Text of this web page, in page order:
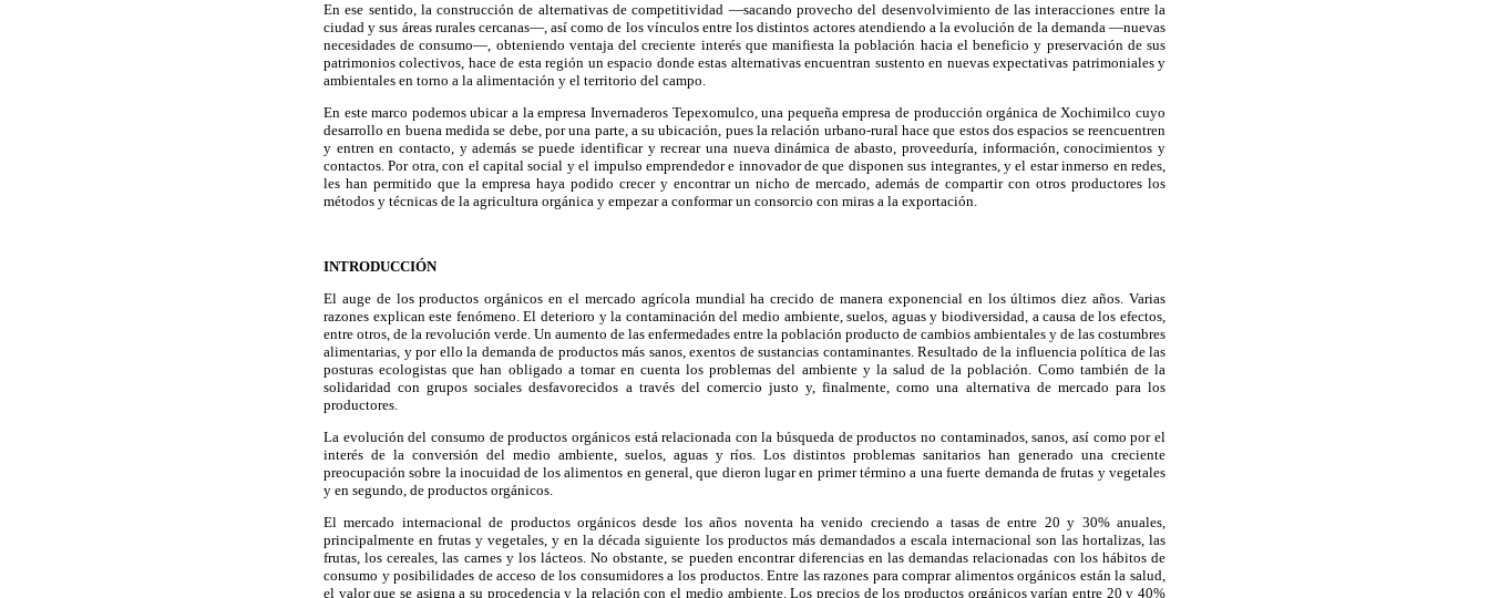
En ese sentido, la construcción de alternativas de competitividad —sacando provecho del desenvolvimiento de las interacciones entre la
ciudad y sus áreas rurales cercanas—, así como de los vínculos entre los distintos actores atendiendo a la evolución de la demanda —nuevas
necesidades de consumo—, obteniendo ventaja del creciente interés que manifiesta la población hacia el beneficio y preservación de sus
patrimonios colectivos, hace de esta región un espacio donde estas alternativas encuentran sustento en nuevas expectativas patrimoniales y
ambientales en torno a la alimentación y el territorio del campo.
En este marco podemos ubicar a la empresa Invernaderos Tepexomulco, una pequeña empresa de producción orgánica de Xochimilco cuyo
desarrollo en buena medida se debe, por una parte, a su ubicación, pues la relación urbano-rural hace que estos dos espacios se reencuentren
y entren en contacto, y además se puede identificar y recrear una nueva dinámica de abasto, proveeduría, información, conocimientos y
contactos. Por otra, con el capital social y el impulso emprendedor e innovador de que disponen sus integrantes, y el estar inmerso en redes,
les han permitido que la empresa haya podido crecer y encontrar un nicho de mercado, además de compartir con otros productores los
métodos y técnicas de la agricultura orgánica y empezar a conformar un consorcio con miras a la exportación.
INTRODUCCIÓN
El auge de los productos orgánicos en el mercado agrícola mundial ha crecido de manera exponencial en los últimos diez años. Varias
razones explican este fenómeno. El deterioro y la contaminación del medio ambiente, suelos, aguas y biodiversidad, a causa de los efectos,
entre otros, de la revolución verde. Un aumento de las enfermedades entre la población producto de cambios ambientales y de las costumbres
alimentarias, y por ello la demanda de productos más sanos, exentos de sustancias contaminantes. Resultado de la influencia política de las
posturas ecologistas que han obligado a tomar en cuenta los problemas del ambiente y la salud de la población. Como también de la
solidaridad con grupos sociales desfavorecidos a través del comercio justo y, finalmente, como una alternativa de mercado para los
productores.
La evolución del consumo de productos orgánicos está relacionada con la búsqueda de productos no contaminados, sanos, así como por el
interés de la conversión del medio ambiente, suelos, aguas y ríos. Los distintos problemas sanitarios han generado una creciente
preocupación sobre la inocuidad de los alimentos en general, que dieron lugar en primer término a una fuerte demanda de frutas y vegetales
y en segundo, de productos orgánicos.
El mercado internacional de productos orgánicos desde los años noventa ha venido creciendo a tasas de entre 20 y 30% anuales,
principalmente en frutas y vegetales, y en la década siguiente los productos más demandados a escala internacional son las hortalizas, las
frutas, los cereales, las carnes y los lácteos. No obstante, se pueden encontrar diferencias en las demandas relacionadas con los hábitos de
consumo y posibilidades de acceso de los consumidores a los productos. Entre las razones para comprar alimentos orgánicos están la salud,
el valor que se asigna a su procedencia y la relación con el medio ambiente. Los precios de los productos orgánicos varían entre 20 y 40%